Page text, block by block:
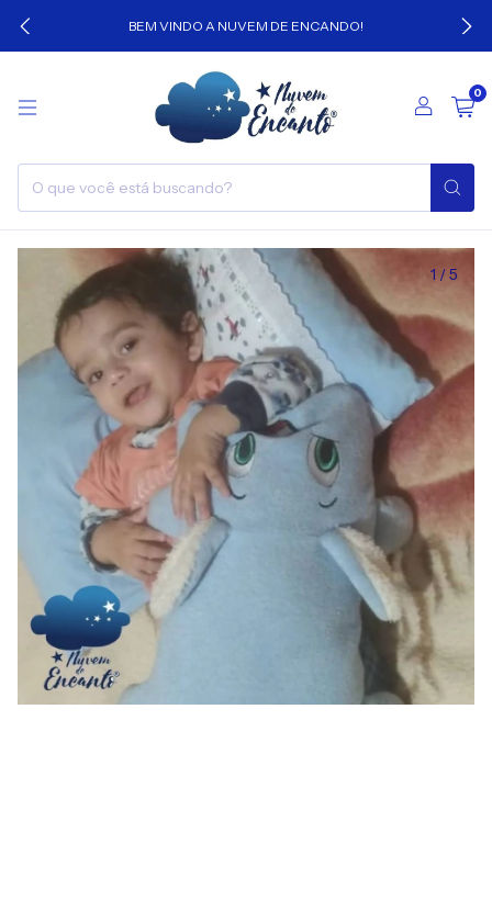
BEM VINDO A NUVEM DE ENCANDO!
0
1 /5